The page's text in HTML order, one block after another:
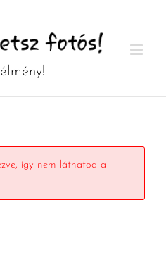
így nem láthatod a